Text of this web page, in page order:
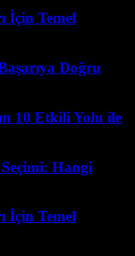
İçin Temel
Doğru
10 Etkili Yolu ile
Hangi
İçin Temel